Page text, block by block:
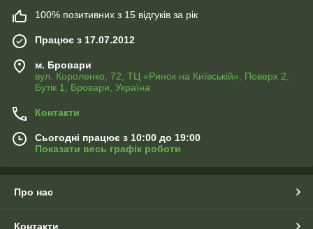
100% позитивних з 15 відгуків за рік
Працює з 17.07.2012
м. Бровари
вул. Короленко, 72, ТЦ «Ринок на Київській», Поверх 2,
Бутік 1, Бровари, Україна
Контакти
Сьогодні працює з 10:00 до 19:00
Показати весь графік роботи
Про нас
Контакти